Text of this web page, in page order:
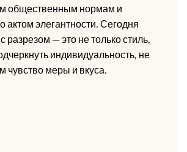
общественным нормам и
актом элегантности. Сегодня
разрезом — это не только стиль,
индивидуальность, не
чувство меры и вкуса.